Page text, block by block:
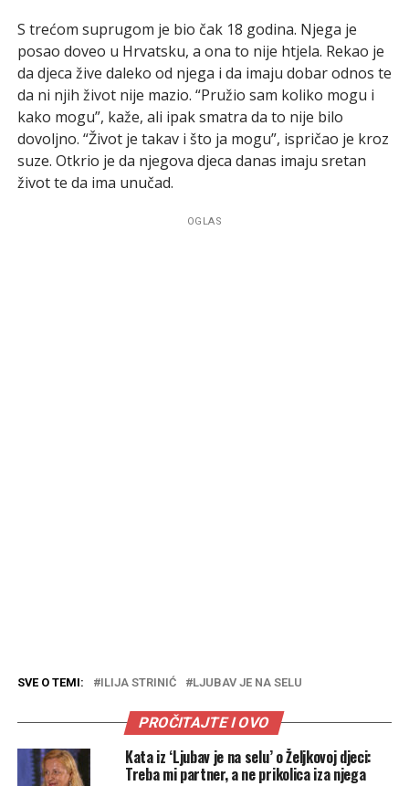
S trećom suprugom je bio čak 18 godina. Njega je
posao doveo u Hrvatsku, a ona to nije htjela. Rekao je
da djeca žive daleko od njega i da imaju dobar odnos te
da ni njih život nije mazio. “Pružio sam koliko mogu i
kako mogu”, kaže, ali ipak smatra da to nije bilo
dovoljno. “Život je takav i što ja mogu”, ispričao je kroz
suze. Otkrio je da njegova djeca danas imaju sretan
život te da ima unučad.
OGLAS
SVE O TEMI: ILIJA STRINIĆ LJUBAV JE NA SELU
PROČITAJTE I OVO
Kata iz ‘Ljubav je na selu’ o Željkovoj djeci:
Treba mi partner, a ne prikolica iza njega